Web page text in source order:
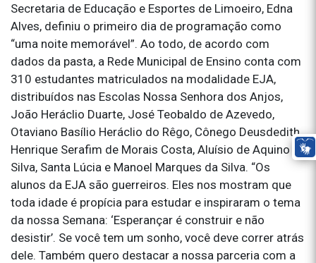
Secretaria de Educação e Esportes de Limoeiro, Edna
Alves, definiu o primeiro dia de programação como
“uma noite memorável”. Ao todo, de acordo com
dados da pasta, a Rede Municipal de Ensino conta com
310 estudantes matriculados na modalidade EJA,
distribuídos nas Escolas Nossa Senhora dos Anjos,
João Heráclio Duarte, José Teobaldo de Azevedo,
Otaviano Basílio Heráclio do Rêgo, Cônego Deusdedith,
Henrique Serafim de Morais Costa, Aluísio de Aquino e
Silva, Santa Lúcia e Manoel Marques da Silva. “Os
alunos da EJA são guerreiros. Eles nos mostram que
toda idade é propícia para estudar e inspiraram o tema
da nossa Semana: ‘Esperançar é construir e não
desistir’. Se você tem um sonho, você deve correr atrás
dele. Também quero destacar a nossa parceria com a